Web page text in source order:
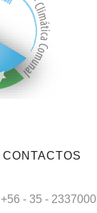
CONTACTOS
+56 - 35 - 2337000